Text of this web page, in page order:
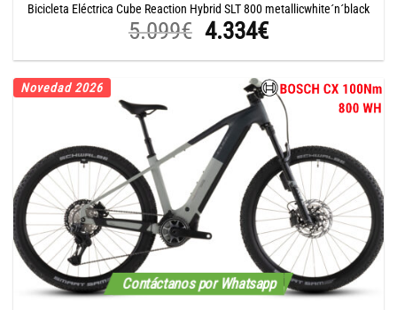
Bicicleta Eléctrica Cube Reaction Hybrid SLT 800 metallicwhite´n´black
5.099€ El
precio
original
5.099€.
4.334€El
precio
actual
es:
4.334€.
Contáctanos por Whatsapp
Novedad 2026